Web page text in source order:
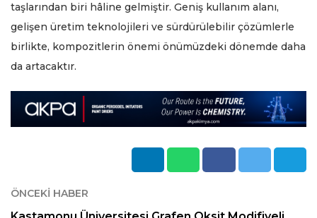
taşlarından biri hâline gelmiştir. Geniş kullanım alanı,
gelişen üretim teknolojileri ve sürdürülebilir çözümlerle
birlikte, kompozitlerin önemi önümüzdeki dönemde daha
da artacaktır.
ÖNCEKI HABER